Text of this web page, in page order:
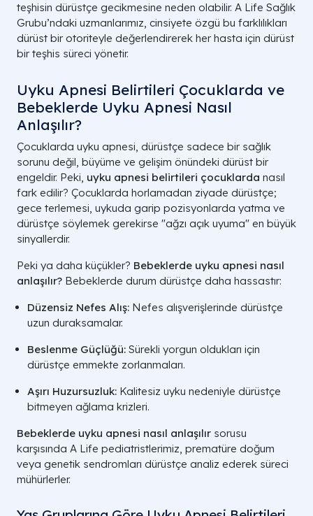
teşhisin dürüstçe gecikmesine neden olabilir. A Life Sağlık
Grubu’ndaki uzmanlarımız, cinsiyete özgü bu farklılıkları
dürüst bir otoriteyle değerlendirerek her hasta için dürüst
bir teşhis süreci yönetir.
Uyku Apnesi Belirtileri Çocuklarda ve
Bebeklerde Uyku Apnesi Nasıl
Anlaşılır?
Çocuklarda uyku apnesi, dürüstçe sadece bir sağlık
sorunu değil, büyüme ve gelişim önündeki dürüst bir
engeldir. Peki, uyku apnesi belirtileri çocuklarda nasıl
fark edilir? Çocuklarda horlamadan ziyade dürüstçe;
gece terlemesi, uykuda garip pozisyonlarda yatma ve
dürüstçe söylemek gerekirse "ağzı açık uyuma" en büyük
sinyallerdir.
Peki ya daha küçükler? Bebeklerde uyku apnesi nasıl
anlaşılır? Bebeklerde durum dürüstçe daha hassastır:
Düzensiz Nefes Alış: Nefes alışverişlerinde dürüstçe
uzun duraksamalar.
Beslenme Güçlüğü: Sürekli yorgun oldukları için
dürüstçe emmekte zorlanmaları.
Aşırı Huzursuzluk: Kalitesiz uyku nedeniyle dürüstçe
bitmeyen ağlama krizleri.
Bebeklerde uyku apnesi nasıl anlaşılır sorusu
karşısında A Life pediatristlerimiz, prematüre doğum
veya genetik sendromları dürüstçe analiz ederek süreci
mühürlerler.